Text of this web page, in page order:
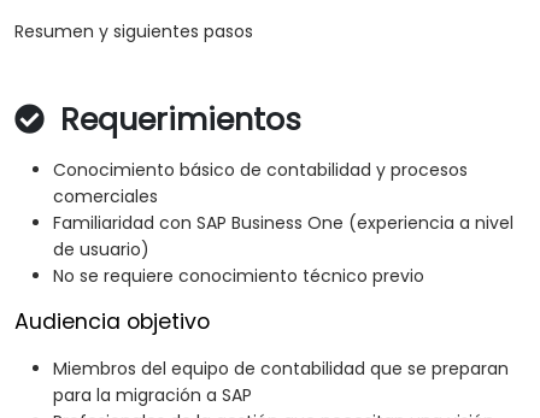
Resumen y siguientes pasos
Requerimientos
Conocimiento básico de contabilidad y procesos
comerciales
Familiaridad con SAP Business One (experiencia a nivel
de usuario)
No se requiere conocimiento técnico previo
Audiencia objetivo
Miembros del equipo de contabilidad que se preparan
para la migración a SAP